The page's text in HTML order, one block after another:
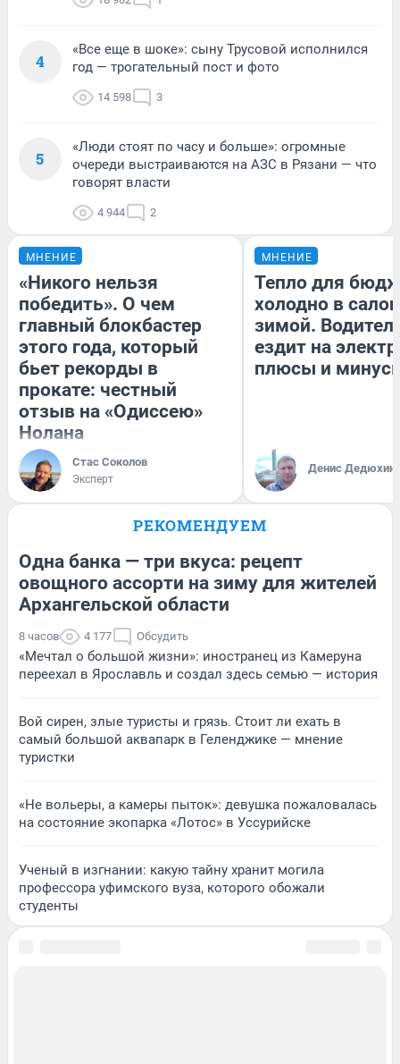
4
«Все еще в шоке»: сыну Трусовой исполнился
год — трогательный пост и фото
14 598 3
5
«Люди стоят по часу и больше»: огромные
очереди выстраиваются на АЗС в Рязани — что
говорят власти
4 944 2
МНЕНИЕ
«Никого нельзя
победить». О чем
главный блокбастер
этого года, который
бьет рекорды в
прокате: честный
отзыв на «Одиссею»
Нолана
Стас Соколов
Эксперт
МНЕНИЕ
Тепло для
холодно в
зимой.
ездит на
плюсы и
Денис Дедюхин
РЕКОМЕНДУЕМ
Одна банка — три вкуса: рецепт
овощного ассорти на зиму для жителей
Архангельской области
8 часов 4 177 Обсудить
«Мечтал о большой жизни»: иностранец из Камеруна
переехал в Ярославль и создал здесь семью — история
Вой сирен, злые туристы и грязь. Стоит ли ехать в
самый большой аквапарк в Геленджике — мнение
туристки
«Не вольеры, а камеры пыток»: девушка пожаловалась
на состояние экопарка «Лотос» в Уссурийске
Ученый в изгнании: какую тайну хранит могила
профессора уфимского вуза, которого обожали
студенты